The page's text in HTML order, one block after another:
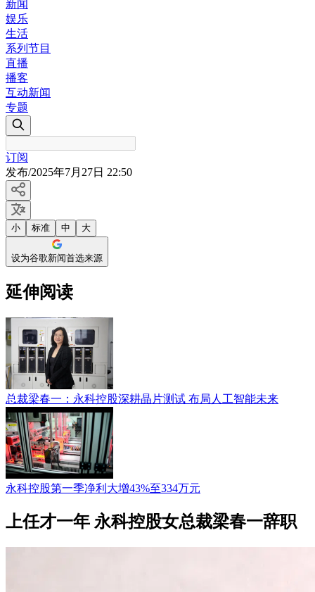
新闻
娱乐
生活
系列节目
直播
播客
互动新闻
专题
订阅
发布/2025年7月27日 22:50
小 标准 中 大
设为谷歌新闻首选来源
延伸阅读
总裁梁春一：永科控股深耕晶片测试 布局人工智能未来
永科控股第一季净利大增43%至334万元
上任才一年 永科控股女总裁梁春一辞职